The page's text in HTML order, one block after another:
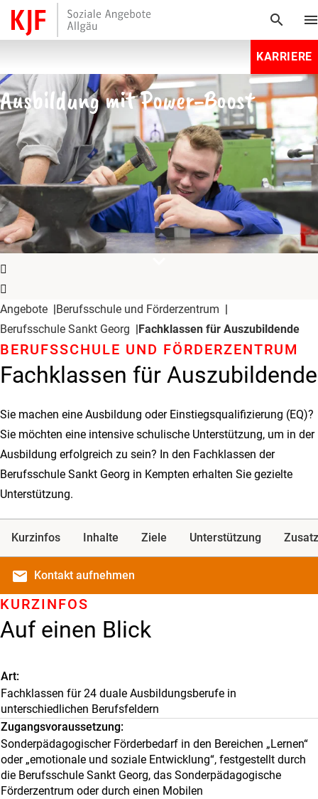
search
KARRIERE
Ausbildung mit Power-Boost
expand_more
Angebote
Berufsschule und Förderzentrum
Berufsschule Sankt Georg
Fachklassen für Auszubildende
Fachklassen für Auszubildende
BERUFSSCHULE UND FÖRDERZENTRUM
Sie machen eine Ausbildung oder Einstiegsqualifizierung (EQ)?
Sie möchten eine intensive schulische Unterstützung, um in der
Ausbildung erfolgreich zu sein? In den Fachklassen der
Berufsschule Sankt Georg in Kempten erhalten Sie gezielte
Unterstützung.
Kurzinfos Inhalte Ziele Unterstützung
email Kontakt aufnehmen
Auf einen Blick
KURZINFOS
Art
Fachklassen für 24 duale Ausbildungsberufe in
unterschiedlichen Berufsfeldern
Zugangsvoraussetzung
Sonderpädagogischer Förderbedarf in den Bereichen „Lernen“
oder „emotionale und soziale Entwicklung“, festgestellt durch
die Berufsschule Sankt Georg, das Sonderpädagogische
Förderzentrum oder durch einen Mobilen